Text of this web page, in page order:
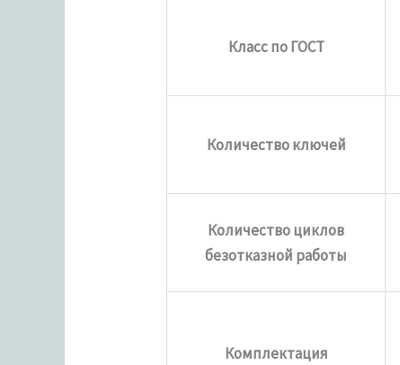
Класс по ГОСТ
Количество ключей
Количество циклов
безотказной работы
Комплектация